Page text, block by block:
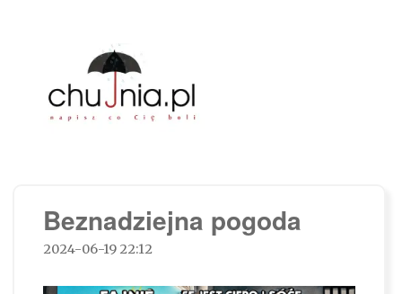
Beznadziejna pogoda
2024-06-19 22:12